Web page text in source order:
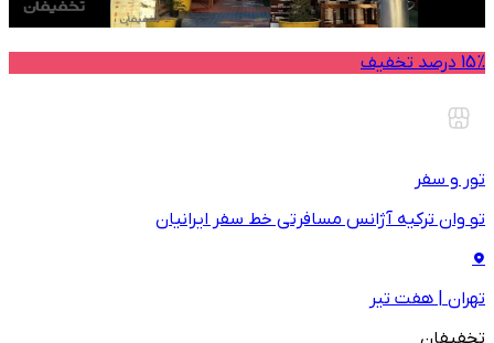
15% درصد تخفیف
تور و سفر
تو وان ترکیه آژانس مسافرتی خط سفر ایرانیان
تهران | هفت تیر
تخفیفان